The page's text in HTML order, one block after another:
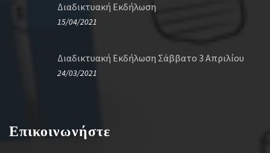
Διαδικτυακή Εκδήλωση
15/04/2021
Διαδικτυακή Εκδήλωση Σάββατο 3 Απριλίου
24/03/2021
Επικοινωνήστε